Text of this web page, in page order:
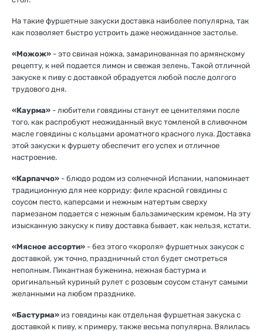
На такие фуршетные закуски доставка наиболее популярна, так
как позволяет быстро устроить даже неожиданное застолье.
«Можож» - это свиная ножка, замаринованная по армянскому
рецепту, к ней подается лимон и свежая зелень. Такой отличной
закуске к пиву с доставкой обрадуется любой после долгого
трудового дня.
«Каурма» - любители говядины станут ее ценителями после
того, как распробуют неожиданный вкус томленой в сливочном
масле говядины с кольцами ароматного красного лука. Доставка
этой закуски к фуршету обеспечит его успех и отличное
настроение.
«Карпаччо» - блюдо родом из солнечной Испании, напоминает
традиционную для нее корриду: филе красной говядины с
соусом песто, каперсами и нежным натертым сверху
пармезаном подается с нежным бальзамическим кремом. На эту
изысканную закуску к пиву доставка бывает, как нельзя, кстати.
«Мясное ассорти» - без этого «короля» фуршетных закусок с
доставкой, уж точно, праздничный стол будет смотреться
неполным. Пикантная буженина, нежная бастурма и
оригинальный куриный рулет с розовым соусом станут самыми
желанными на любом празднике.
«Бастурма» из говядины как отдельная фуршетная закуска с
доставкой к пиву, к примеру, также весьма популярна. Вялилась